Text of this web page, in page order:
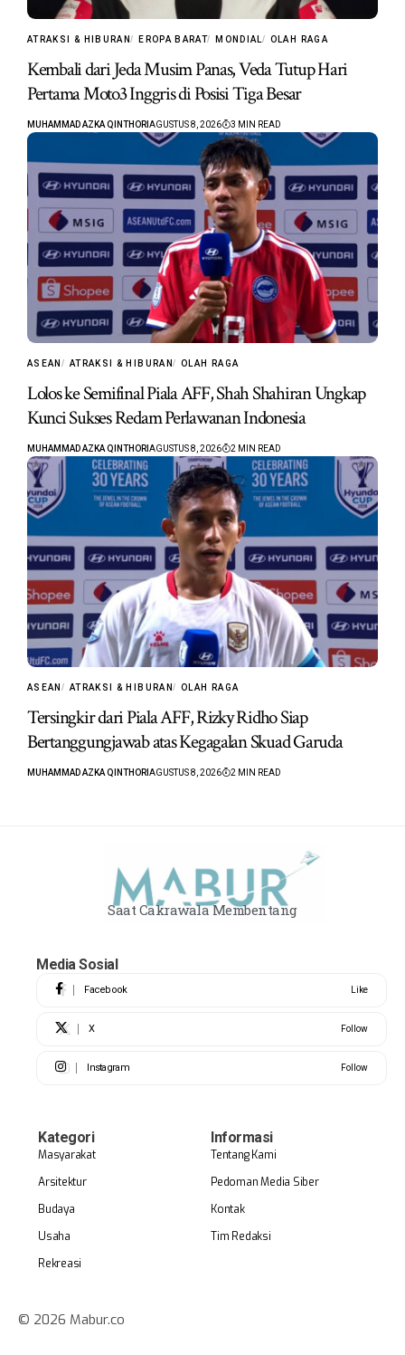
ATRAKSI & HIBURAN EROPA BARAT MONDIAL OLAH RAGA
Kembali dari Jeda Musim Panas, Veda Tutup Hari
Pertama Moto3 Inggris di Posisi Tiga Besar
MUHAMMAD AZKA QINTHORI AGUSTUS 8, 2026 3 MIN READ
ASEAN ATRAKSI & HIBURAN OLAH RAGA
Lolos ke Semifinal Piala AFF, Shah Shahiran Ungkap
Kunci Sukses Redam Perlawanan Indonesia
MUHAMMAD AZKA QINTHORI AGUSTUS 8, 2026 2 MIN READ
ASEAN ATRAKSI & HIBURAN OLAH RAGA
Tersingkir dari Piala AFF, Rizky Ridho Siap
Bertanggungjawab atas Kegagalan Skuad Garuda
MUHAMMAD AZKA QINTHORI AGUSTUS 8, 2026 2 MIN READ
Saat Cakrawala Membentang
Media Sosial
Facebook Like
X Follow
Instagram Follow
Kategori
Masyarakat
Arsitektur
Budaya
Usaha
Rekreasi
Informasi
Tentang Kami
Pedoman Media Siber
Kontak
Tim Redaksi
© 2026 Mabur.co